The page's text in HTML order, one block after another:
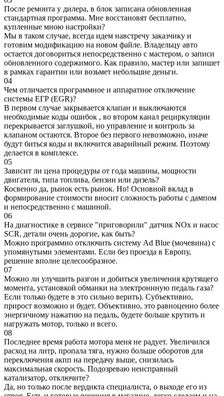
После ремонта у дилера, в блок записана обновленная
стандартная программа. Мне восстановят бесплатно,
купленные мною настройки?
Мы в таком случае, всегда идем навстречу заказчику и
готовим модификацию на новом файле. Владельцу авто
остается договориться непосредственно с мастером, о записи
обновленного содержимого. Как правило, мастер или запишет
в рамках гарантии или возьмет небольшие деньги.
04
Чем отличается программное и аппаратное отключение
системы ЕГР (EGR)?
В первом случае закрывается клапан и выключаются
необходимые коды ошибок , во втором канал рециркуляции
перекрывается заглушкой, но управление и контроль за
клапаном остаются. Второе без первого невозможно, иначе
будут биться коды и включится аварийный режим. Поэтому
делается в комплексе.
05
Зависит ли цена процедуры от года машины, мощности
двигателя, типа топлива, бензин или дизель?
Косвенно да, рынок есть рынок. Но! Основной вклад в
формирование стоимости вносит сложность работы с дампом
и непосредственно с машиной.
06
На диагностике в сервисе "приговорили" датчик NOx и насос
SCR, детали очень дорогие, как быть?
Можно программно отключить систему Ad Blue (мочевина) с
упомянутыми элементами. Если без проезда в Европу,
решение вполне целесообразное.
07
Можно ли улучшить разгон и добиться увеличения крутящего
момента, установкой обманки на электроннную педаль газа?
Если только будете в это сильно верить). Субъективно,
прирост возможно и будет. Объективно, это равноценно более
энергичному нажатию на педаль, будете больше крутить и
нагружать мотор, только и всего.
08
Последнее время работа мотора меня не радует. Увеличился
расход на литр, пропала тяга, нужно больше оборотов для
переключения акпп на передачу выше, снизилась
максимальная скорость. Подозреваю неисправный
катализатор, отключите?
Да, но только после вердикта специалиста, о выходе его из